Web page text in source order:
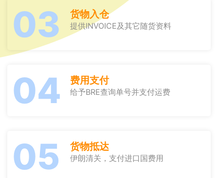
03 货物入仓
提供INVOICE及其它随货资料
04 费用支付
给予BRE查询单号并支付运费
05 货物抵达
伊朗清关，支付进口国费用